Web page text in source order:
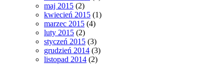
maj 2015 (2)
kwiecień 2015 (1)
marzec 2015 (4)
luty 2015 (2)
styczeń 2015 (3)
grudzień 2014 (3)
listopad 2014 (2)